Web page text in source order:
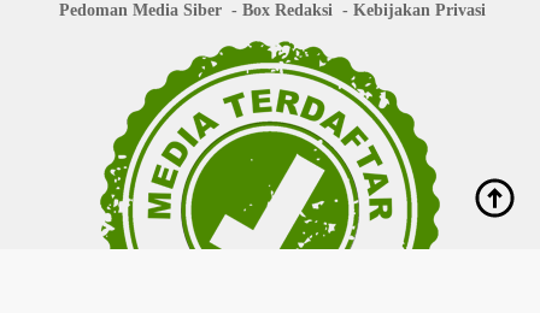
Pedoman Media Siber
Box Redaksi Kebijakan Privasi